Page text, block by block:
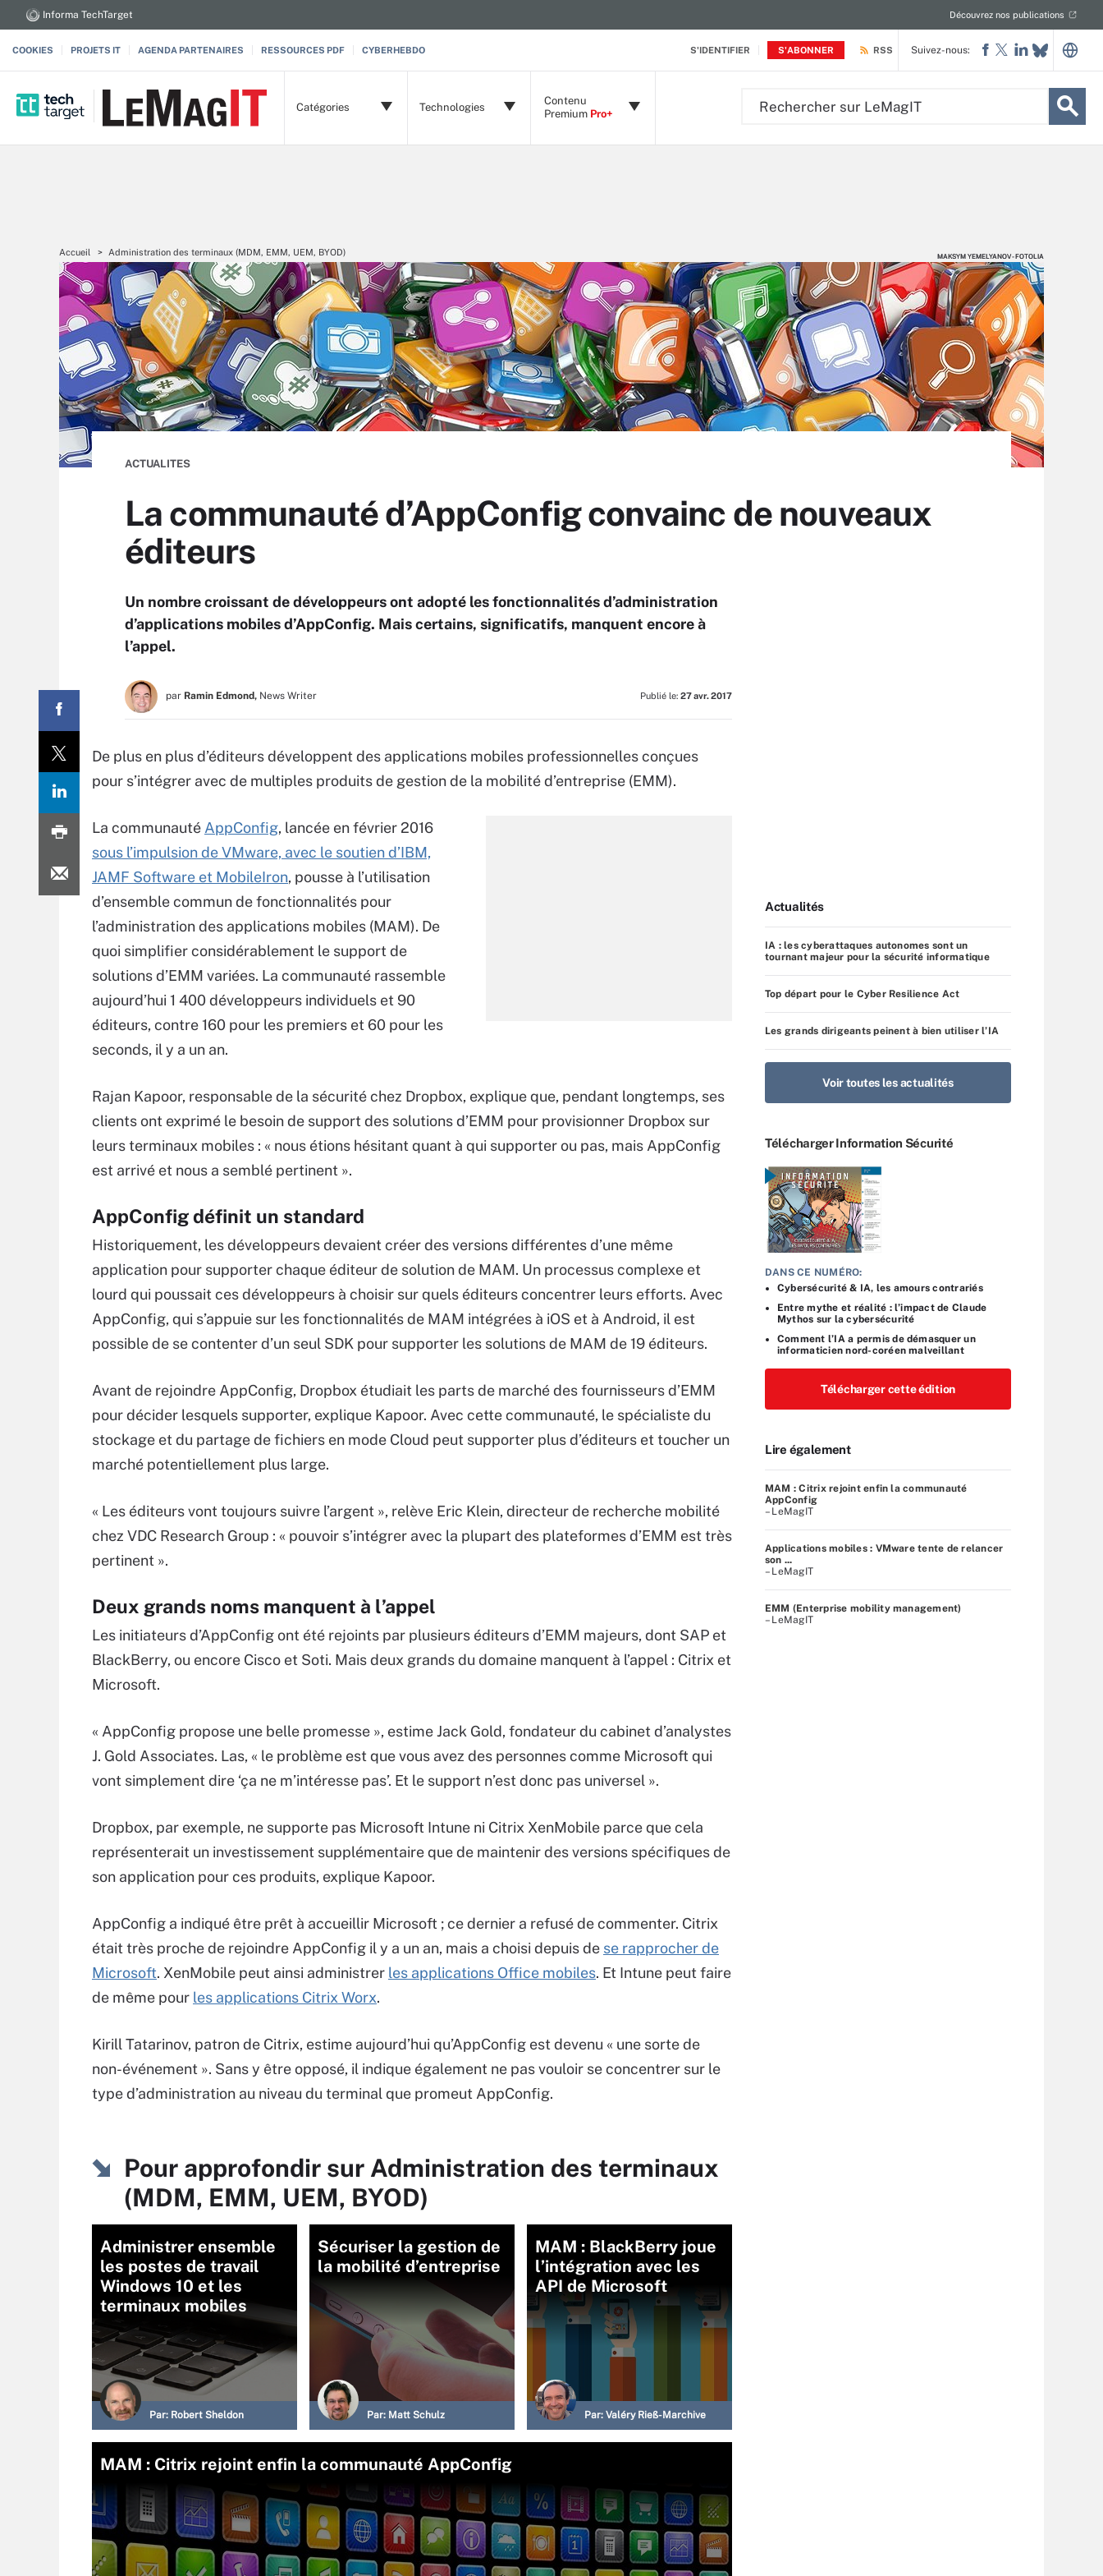
S'IDENTIFIER S'ABONNER
Informa TechTarget Découvrez nos publications
COOKIES PROJETS IT AGENDA PARTENAIRES RESSOURCES PDF CYBERHEBDO RSS
Catégories Technologies
Contenu
Premium Pro+
Suivez-nous:
Accueil Administration des terminaux (MDM, EMM, UEM, BYOD) MAKSYM YEMELYANOV - FOTOLIA
MAKSYM YEMELYANOV - FOTOLIA
ACTUALITES
La communauté d’AppConfig convainc de nouveaux
éditeurs
Un nombre croissant de développeurs ont adopté les fonctionnalités d’administration
d’applications mobiles d’AppConfig. Mais certains, significatifs, manquent encore à
l’appel.
par Ramin Edmond, News Writer Publié le: 27 avr. 2017
De plus en plus d’éditeurs développent des applications mobiles professionnelles conçues
pour s’intégrer avec de multiples produits de gestion de la mobilité d’entreprise (EMM).
La communauté AppConfig, lancée en février 2016
sous l’impulsion de VMware, avec le soutien d’IBM,
JAMF Software et MobileIron, pousse à l’utilisation
d’ensemble commun de fonctionnalités pour
l’administration des applications mobiles (MAM). De
quoi simplifier considérablement le support de
solutions d’EMM variées. La communauté rassemble
aujourd’hui 1 400 développeurs individuels et 90
éditeurs, contre 160 pour les premiers et 60 pour les
seconds, il y a un an.
Rajan Kapoor, responsable de la sécurité chez Dropbox, explique que, pendant longtemps, ses
clients ont exprimé le besoin de support des solutions d’EMM pour provisionner Dropbox sur
leurs terminaux mobiles : « nous étions hésitant quant à qui supporter ou pas, mais AppConfig
est arrivé et nous a semblé pertinent ».
AppConfig définit un standard
Historiquement, les développeurs devaient créer des versions différentes d’une même
application pour supporter chaque éditeur de solution de MAM. Un processus complexe et
lourd qui poussait ces développeurs à choisir sur quels éditeurs concentrer leurs efforts. Avec
AppConfig, qui s’appuie sur les fonctionnalités de MAM intégrées à iOS et à Android, il est
possible de se contenter d’un seul SDK pour supporter les solutions de MAM de 19 éditeurs.
Avant de rejoindre AppConfig, Dropbox étudiait les parts de marché des fournisseurs d’EMM
pour décider lesquels supporter, explique Kapoor. Avec cette communauté, le spécialiste du
stockage et du partage de fichiers en mode Cloud peut supporter plus d’éditeurs et toucher un
marché potentiellement plus large.
« Les éditeurs vont toujours suivre l’argent », relève Eric Klein, directeur de recherche mobilité
chez VDC Research Group : « pouvoir s’intégrer avec la plupart des plateformes d’EMM est très
pertinent ».
Deux grands noms manquent à l’appel
Les initiateurs d’AppConfig ont été rejoints par plusieurs éditeurs d’EMM majeurs, dont SAP et
BlackBerry, ou encore Cisco et Soti. Mais deux grands du domaine manquent à l’appel : Citrix et
Microsoft.
« AppConfig propose une belle promesse », estime Jack Gold, fondateur du cabinet d’analystes
J. Gold Associates. Las, « le problème est que vous avez des personnes comme Microsoft qui
vont simplement dire ‘ça ne m’intéresse pas’. Et le support n’est donc pas universel ».
Dropbox, par exemple, ne supporte pas Microsoft Intune ni Citrix XenMobile parce que cela
représenterait un investissement supplémentaire que de maintenir des versions spécifiques de
son application pour ces produits, explique Kapoor.
AppConfig a indiqué être prêt à accueillir Microsoft ; ce dernier a refusé de commenter. Citrix
était très proche de rejoindre AppConfig il y a un an, mais a choisi depuis de se rapprocher de
Microsoft. XenMobile peut ainsi administrer les applications Office mobiles. Et Intune peut faire
de même pour les applications Citrix Worx.
Kirill Tatarinov, patron de Citrix, estime aujourd’hui qu’AppConfig est devenu « une sorte de
non-événement ». Sans y être opposé, il indique également ne pas vouloir se concentrer sur le
type d’administration au niveau du terminal que promeut AppConfig.
Pour approfondir sur Administration des terminaux
(MDM, EMM, UEM, BYOD)
Administrer ensemble
les postes de travail
Windows 10 et les
terminaux mobiles
Par: Robert Sheldon
Sécuriser la gestion de
la mobilité d’entreprise
Par: Matt Schulz
MAM : BlackBerry joue
l’intégration avec les
API de Microsoft
Par: Valéry Rieß-Marchive
MAM : Citrix rejoint enfin la communauté AppConfig
Actualités
IA : les cyberattaques autonomes sont un
tournant majeur pour la sécurité informatique
Top départ pour le Cyber Resilience Act
Les grands dirigeants peinent à bien utiliser l’IA
Voir toutes les actualités
Télécharger Information Sécurité
DANS CE NUMÉRO:
Cybersécurité & IA, les amours contrariés
Entre mythe et réalité : l’impact de Claude
Mythos sur la cybersécurité
Comment l’IA a permis de démasquer un
informaticien nord-coréen malveillant
Télécharger cette édition
Lire également
MAM : Citrix rejoint enfin la communauté
AppConfig
– LeMagIT
Applications mobiles : VMware tente de relancer
son ...
– LeMagIT
EMM (Enterprise mobility management)
– LeMagIT